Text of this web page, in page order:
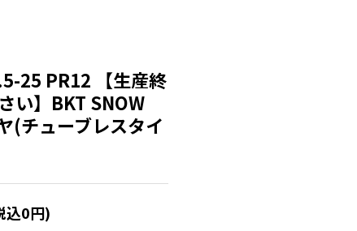
25 PR12 【生産終
い】BKT SNOW
(チューブレスタイ
込0円)